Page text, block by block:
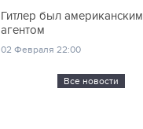
Гитлер был американским
агентом
02 Февраля 22:00
Все новости